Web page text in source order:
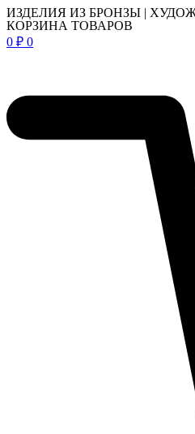
ИЗДЕЛИЯ ИЗ БРОНЗЫ |
КОРЗИНА ТОВАРОВ
0 ₽ 0